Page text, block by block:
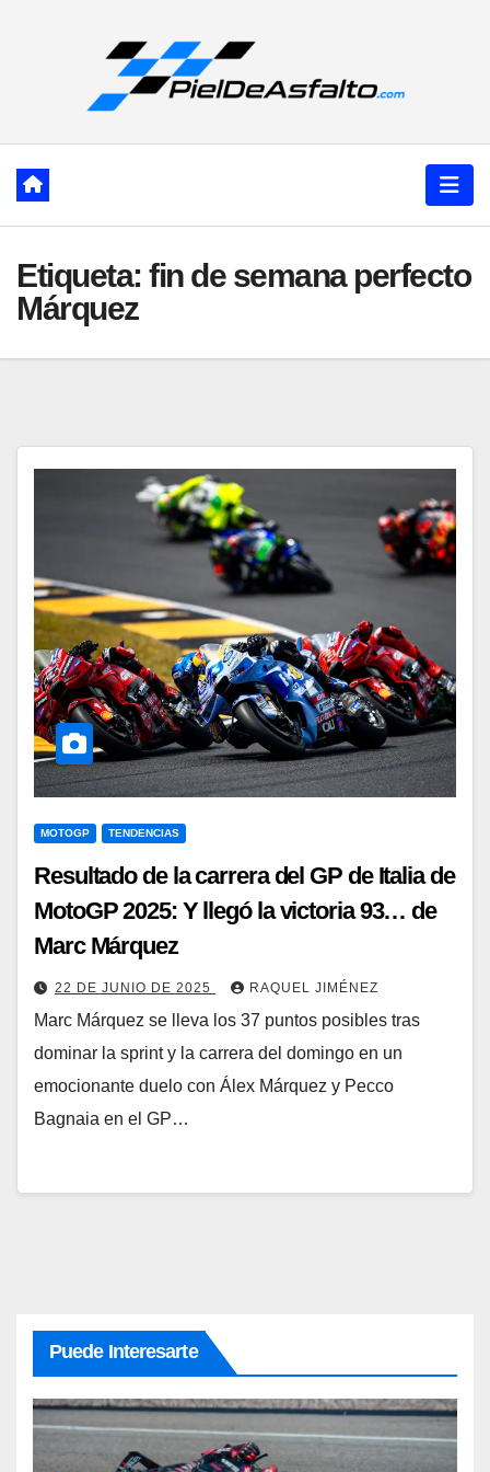
Etiqueta: fin de semana perfecto
Márquez
MOTOGP TENDENCIAS
Resultado de la carrera del GP de Italia de
MotoGP 2025: Y llegó la victoria 93… de
Marc Márquez
22 DE JUNIO DE 2025 RAQUEL JIMÉNEZ
Marc Márquez se lleva los 37 puntos posibles tras
dominar la sprint y la carrera del domingo en un
emocionante duelo con Álex Márquez y Pecco
Bagnaia en el GP…
Puede Interesarte